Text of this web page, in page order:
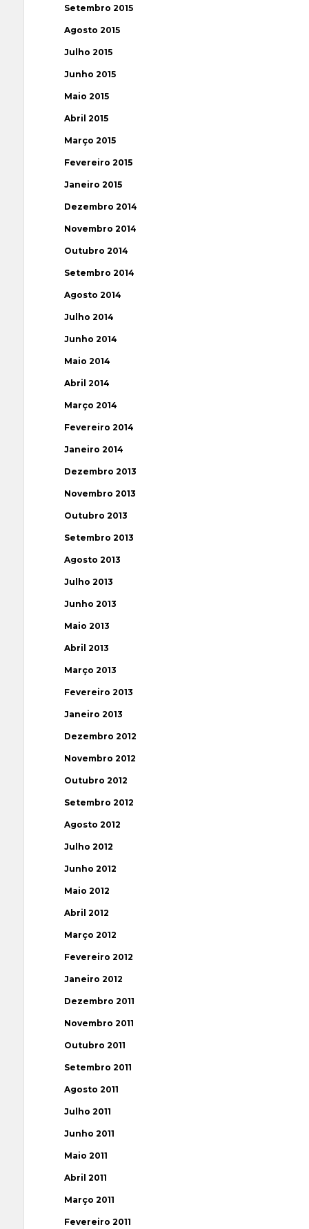
Setembro 2015
Agosto 2015
Julho 2015
Junho 2015
Maio 2015
Abril 2015
Março 2015
Fevereiro 2015
Janeiro 2015
Dezembro 2014
Novembro 2014
Outubro 2014
Setembro 2014
Agosto 2014
Julho 2014
Junho 2014
Maio 2014
Abril 2014
Março 2014
Fevereiro 2014
Janeiro 2014
Dezembro 2013
Novembro 2013
Outubro 2013
Setembro 2013
Agosto 2013
Julho 2013
Junho 2013
Maio 2013
Abril 2013
Março 2013
Fevereiro 2013
Janeiro 2013
Dezembro 2012
Novembro 2012
Outubro 2012
Setembro 2012
Agosto 2012
Julho 2012
Junho 2012
Maio 2012
Abril 2012
Março 2012
Fevereiro 2012
Janeiro 2012
Dezembro 2011
Novembro 2011
Outubro 2011
Setembro 2011
Agosto 2011
Julho 2011
Junho 2011
Maio 2011
Abril 2011
Março 2011
Fevereiro 2011